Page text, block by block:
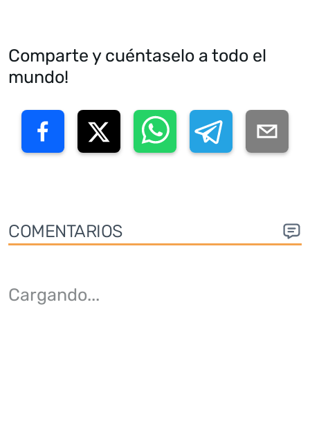
Comparte y cuéntaselo a todo el
mundo!
COMENTARIOS
Cargando...